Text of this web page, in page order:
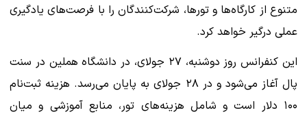
متنوع از کارگاه‌ها و تورها، شرکت‌کنندگان را با فرصت‌های یادگیری
عملی درگیر خواهد کرد.
این کنفرانس روز دوشنبه، ۲۷ جولای، در دانشگاه هملین در سنت
پال آغاز می‌شود و در ۲۸ جولای به پایان می‌رسد. هزینه ثبت‌نام
۱۰۰ دلار است و شامل هزینه‌های تور، منابع آموزشی و میان